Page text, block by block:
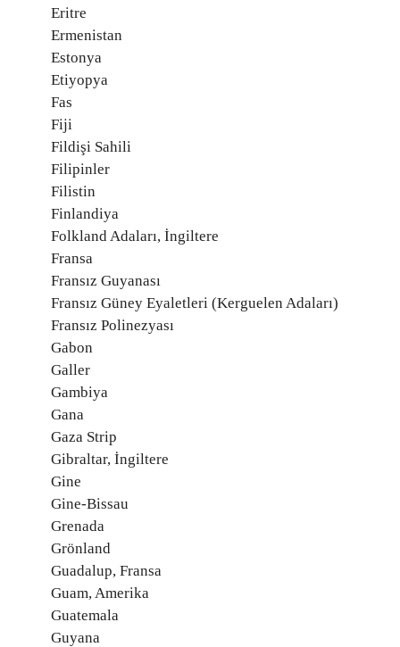
Eritre
Ermenistan
Estonya
Etiyopya
Fas
Fiji
Fildişi Sahili
Filipinler
Filistin
Finlandiya
Folkland Adaları, İngiltere
Fransa
Fransız Guyanası
Fransız Güney Eyaletleri (Kerguelen Adaları)
Fransız Polinezyası
Gabon
Galler
Gambiya
Gana
Gaza Strip
Gibraltar, İngiltere
Gine
Gine-Bissau
Grenada
Grönland
Guadalup, Fransa
Guam, Amerika
Guatemala
Guyana